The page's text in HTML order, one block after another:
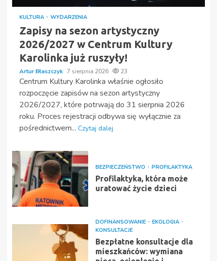
KULTURA WYDARZENIA
Zapisy na sezon artystyczny
2026/2027 w Centrum Kultury
Karolinka już ruszyły!
Artur Błaszczyk 7 sierpnia 2026 23
Centrum Kultury Karolinka właśnie ogłosiło
rozpoczęcie zapisów na sezon artystyczny
2026/2027, które potrwają do 31 sierpnia 2026
roku. Proces rejestracji odbywa się wyłącznie za
pośrednictwem... Czytaj dalej
BEZPIECZEŃSTWO PROFILAKTYKA
Profilaktyka, która może
uratować życie dzieci
DOFINANSOWANIE
EKOLOGIA
KONSULTACJE
Bezpłatne konsultacje dla
mieszkańców: wymiana